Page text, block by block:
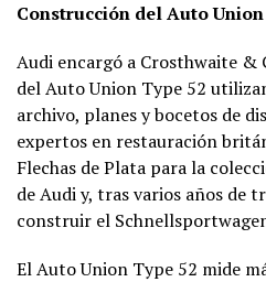
Construcción del Auto
Audi encargó a Crosthwaite
del Auto Union Type 52
archivo, planes y bocetos de
expertos en restauración
Flechas de Plata para la
de Audi y, tras varios años de
construir el
El Auto Union Type 52 mide